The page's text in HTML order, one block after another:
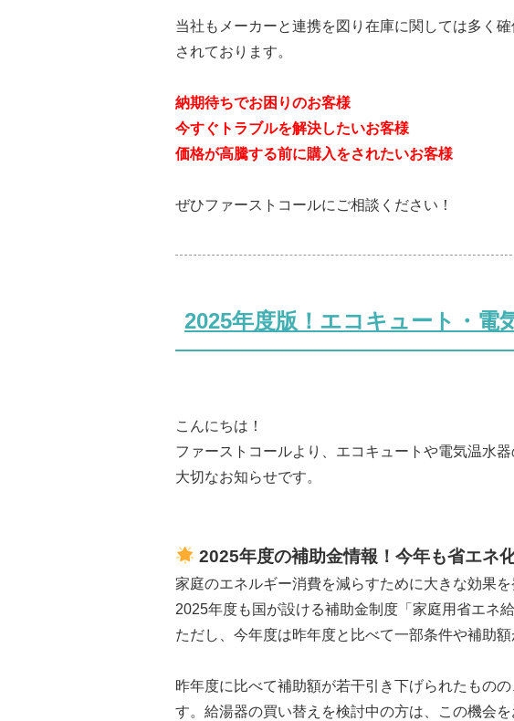
当社もメーカーと連携を図り在庫に関しては多く
されております。
納期待ちでお困りのお客様
今すぐトラブルを解決したいお客様
価格が高騰する前に購入をされたいお客様
ぜひファーストコールにご相談ください！
2025年度版！エコキュート・電
こんにちは！
ファーストコールより、エコキュートや電気温水
大切なお知らせです。
2025年度の補助金情報！今年も省エネ
家庭のエネルギー消費を減らすために大きな効果を
2025年度も国が設ける補助金制度「家庭用省エネ
ただし、今年度は昨年度と比べて一部条件や補助額
昨年度に比べて補助額が若干引き下げられたもの
す。給湯器の買い替えを検討中の方は、この機会を